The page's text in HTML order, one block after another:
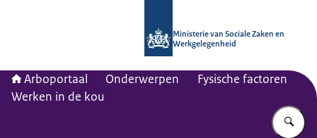
Ministerie van Sociale Zaken en
Werkgelegenheid
Arboportaal Onderwerpen
Fysische factoren
Werken in de kou